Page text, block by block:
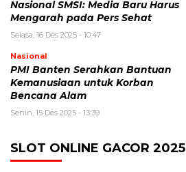
Nasional SMSI: Media Baru Harus
Mengarah pada Pers Sehat
Selasa, 16 Des 2025 - 10:47
Nasional
PMI Banten Serahkan Bantuan
Kemanusiaan untuk Korban
Bencana Alam
Senin, 15 Des 2025 - 13:39
SLOT ONLINE GACOR 2025